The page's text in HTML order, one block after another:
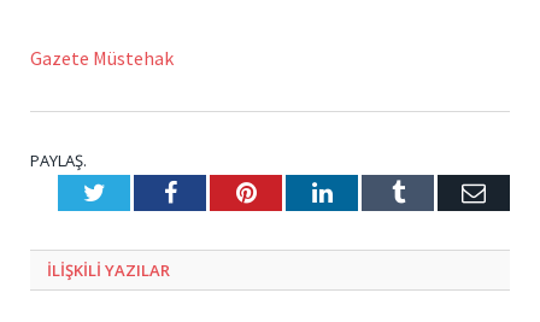
Gazete Müstehak
PAYLAŞ.
TwitterFacebookPinterestLinkedInTumblr E-
ILIŞKILI YAZILAR